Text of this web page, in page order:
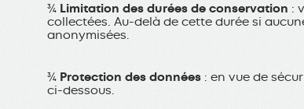
¾ Limitation des durées de conservation :
collectées. Au-delà de cette durée si
anonymisées.
¾ Protection des données : en vue de
ci-dessous.